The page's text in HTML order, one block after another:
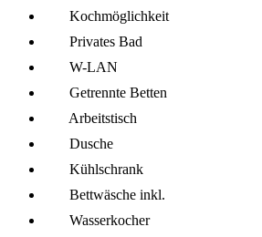
Kochmöglich­keit
Privates Bad
W-LAN
Getrennte Betten
Arbeitstisch
Dusche
Kühl­schrank
Bettwäsche inkl.
Wasserkocher